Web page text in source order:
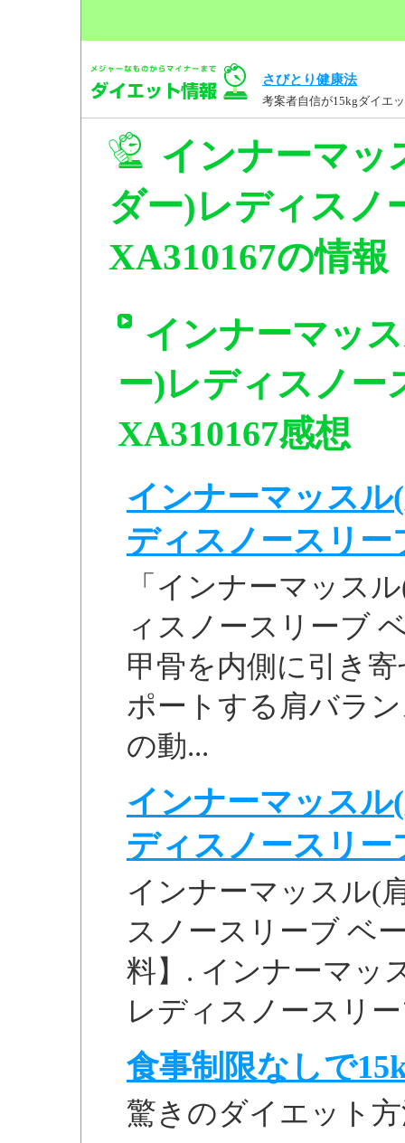
さびとり健康法
考案者自信が15kgダイエ
インナーマッ
ダー)レディスノ
XA310167の情報
インナーマッ
ー)レディスノー
XA310167感想
インナーマッス
ディスノースリー
「インナーマッス
ィスノースリーブ
甲骨を内側に引き
ポートする肩バラ
の動...
インナーマッス
ディスノースリー
インナーマッスル(
スノースリーブ ベ
料】. インナーマッ
レディスノースリ
食事制限なしで
驚きのダイエット